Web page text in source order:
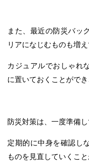
また、最近の防災バッ
リアになじむものも増え
カジュアルでおしゃれ
に置いておくことがで
防災対策は、一度準備
定期的に中身を確認し
ものを見直していくこと